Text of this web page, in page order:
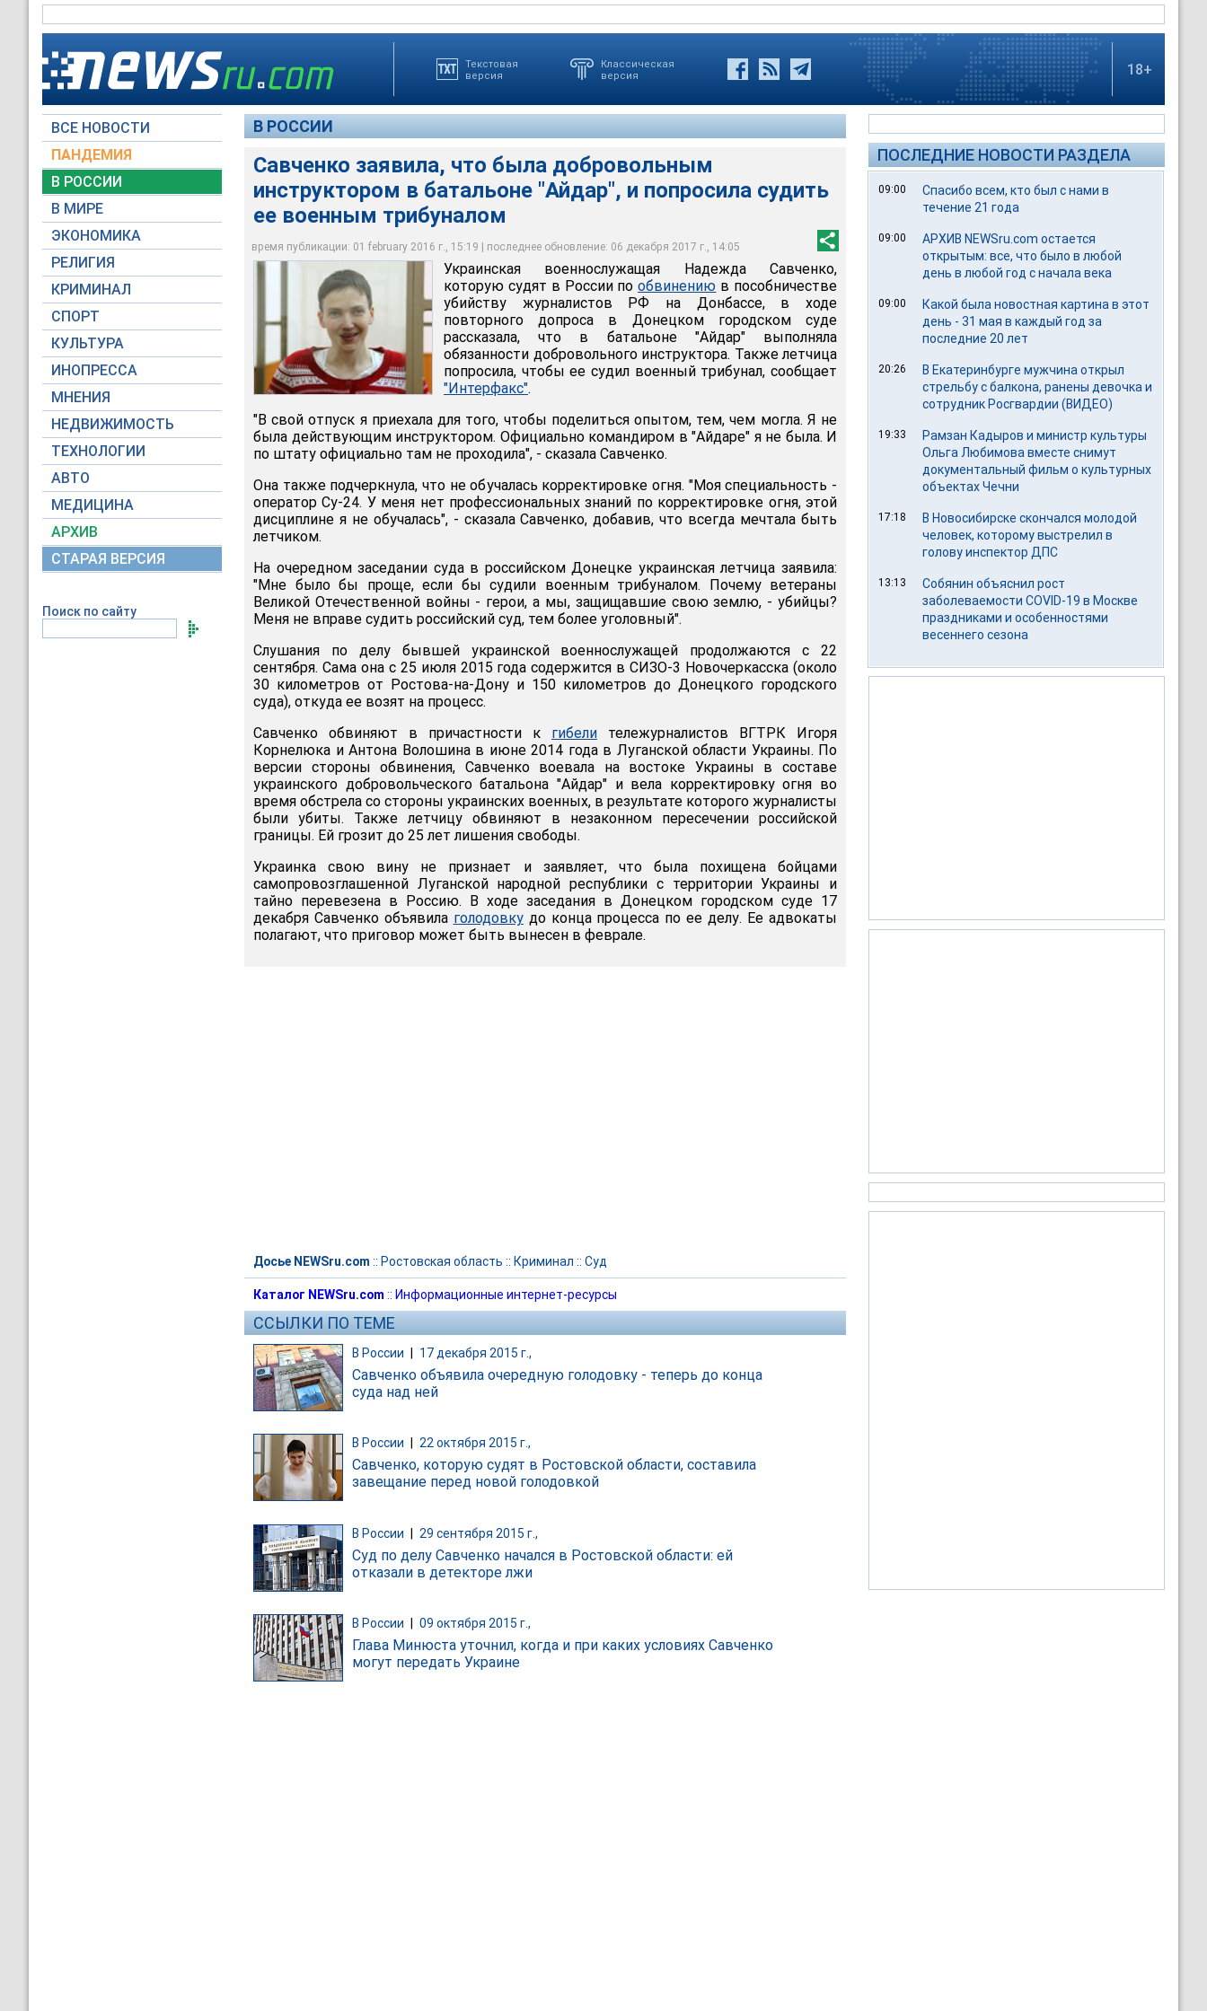
Текстовая
версия
Классическая
версия
18+
ВСЕ НОВОСТИ
ПАНДЕМИЯ
В РОССИИ
В МИРЕ
ЭКОНОМИКА
РЕЛИГИЯ
КРИМИНАЛ
СПОРТ
КУЛЬТУРА
ИНОПРЕССА
МНЕНИЯ
НЕДВИЖИМОСТЬ
ТЕХНОЛОГИИ
АВТО
МЕДИЦИНА
АРХИВ
СТАРАЯ ВЕРСИЯ
Поиск по сайту
В РОССИИ
Савченко заявила, что была добровольным
инструктором в батальоне "Айдар", и попросила судить
ее военным трибуналом
время публикации: 01 february 2016 г., 15:19 | последнее обновление: 06 декабря 2017 г., 14:05
Савченко заявила, что была добровольным инструктором в батальоне "Айдар", и
попросила судить ее военным трибуналом
© РИА Новости / Федор Ларин
Украинская военнослужащая Надежда Савченко,
которую судят в России пообвинению в пособничестве
убийству журналистов РФ на Донбассе, в ходе
повторного допроса в Донецком городском суде
рассказала, что в батальоне "Айдар" выполняла
обязанности добровольного инструктора. Также летчица
попросила, чтобы ее судил военный трибунал, сообщает
"Интерфакс".
"В свой отпуск я приехала для того, чтобы поделиться опытом, тем, чем могла. Я не
была действующим инструктором. Официально командиром в "Айдаре" я не была. И
по штату официально там не проходила", - сказала Савченко.
Она также подчеркнула, что не обучалась корректировке огня. "Моя специальность -
оператор Су-24. У меня нет профессиональных знаний по корректировке огня, этой
дисциплине я не обучалась", - сказала Савченко, добавив, что всегда мечтала быть
летчиком.
На очередном заседании суда в российском Донецке украинская летчица заявила:
"Мне было бы проще, если бы судили военным трибуналом. Почему ветераны
Великой Отечественной войны - герои, а мы, защищавшие свою землю, - убийцы?
Меня не вправе судить российский суд, тем более уголовный".
Слушания по делу бывшей украинской военнослужащей продолжаются с 22
сентября. Сама она с 25 июля 2015 года содержится в СИЗО-3 Новочеркасска (около
30 километров от Ростова-на-Дону и 150 километров до Донецкого городского
суда), откуда ее возят на процесс.
Савченко обвиняют в причастности к гибели тележурналистов ВГТРК Игоря
Корнелюка и Антона Волошина в июне 2014 года в Луганской области Украины. По
версии стороны обвинения, Савченко воевала на востоке Украины в составе
украинского добровольческого батальона "Айдар" и вела корректировку огня во
время обстрела со стороны украинских военных, в результате которого журналисты
были убиты. Также летчицу обвиняют в незаконном пересечении российской
границы. Ей грозит до 25 лет лишения свободы.
Украинка свою вину не признает и заявляет, что была похищена бойцами
самопровозглашенной Луганской народной республики с территории Украины и
тайно перевезена в Россию. В ходе заседания в Донецком городском суде 17
декабря Савченко объявила голодовкудо конца процесса по ее делу. Ее адвокаты
полагают, что приговор может быть вынесен в феврале.
Досье NEWSru.com :: Ростовская область :: Криминал :: Суд
Каталог NEWSru.com :: Информационные интернет-ресурсы
ССЫЛКИ ПО ТЕМЕ
В России 17 декабря 2015 г.,
Савченко объявила очередную голодовку - теперь до конца
суда над ней
В России 22 октября 2015 г.,
Савченко, которую судят в Ростовской области, составила
завещание перед новой голодовкой
В России | 29 сентября 2015 г.,
Суд по делу Савченко начался в Ростовской области: ей
отказали в детекторе лжи
В России 09 октября 2015 г.,
Глава Минюста уточнил, когда и при каких условиях Савченко
могут передать Украине
ПОСЛЕДНИЕ НОВОСТИ РАЗДЕЛА
09:00
Спасибо всем, кто был с нами в
течение 21 года
09:00
АРХИВ NEWSru.com остается
открытым: все, что было в любой
день в любой год с начала века
09:00
Какой была новостная картина в этот
день - 31 мая в каждый год за
последние 20 лет
20:26
В Екатеринбурге мужчина открыл
стрельбу с балкона, ранены девочка и
сотрудник Росгвардии (ВИДЕО)
19:33
Рамзан Кадыров и министр культуры
Ольга Любимова вместе снимут
документальный фильм о культурных
объектах Чечни
17:18
В Новосибирске скончался молодой
человек, которому выстрелил в
голову инспектор ДПС
13:13
Собянин объяснил рост
заболеваемости COVID-19 в Москве
праздниками и особенностями
весеннего сезона